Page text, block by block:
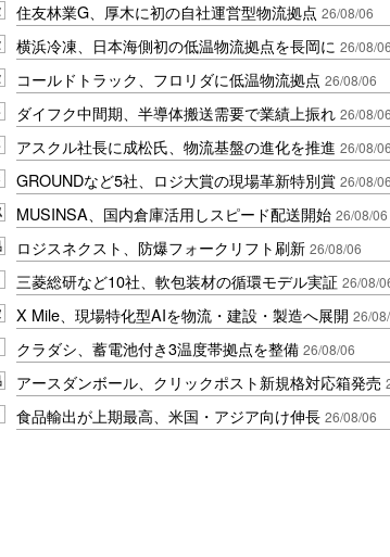
住友林業G、厚木に初の自社運営型物流拠点 26/08/06
横浜冷凍、日本海側初の低温物流拠点を長岡に 26/08/06
コールドトラック、フロリダに低温物流拠点 26/08/06
ダイフク中間期、半導体搬送需要で業績上振れ 26/08/06
アスクル社長に成松氏、物流基盤の進化を推進 26/08/06
GROUNDなど5社、ロジ大賞の現場革新特別賞 26/08/06
MUSINSA、国内倉庫活用しスピード配送開始 26/08/06
ロジスネクスト、防爆フォークリフト刷新 26/08/06
三菱総研など10社、軟包装材の循環モデル実証 26/08/
X Mile、現場特化型AIを物流・建設・製造へ展開 26/
クラダシ、蓄電池付き3温度帯拠点を整備 26/08/06
アースダンボール、クリックポスト新規格対応箱発売
食品輸出が上期最高、米国・アジア向け伸長 26/08/06